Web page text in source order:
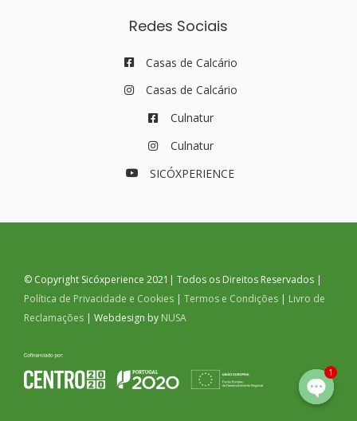
Redes Sociais
Casas de Calcário
Casas de Calcário
Culnatur
Culnatur
SICÓXPERIENCE
© Copyright Sicóxperience 2021| Todos os Direitos Reservados |
Política de Privacidade e Cookies| Termos e Condições| Livro de
Reclamações| Webdesign by NUSA
1